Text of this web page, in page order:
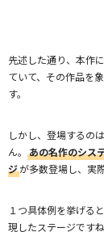
先述した通り、本作
ていて、その作品を
す。
しかし、登場するの
ん。 あの名作のシス
ジが多数登場し、実
１つ具体例を挙げる
現したステージですね